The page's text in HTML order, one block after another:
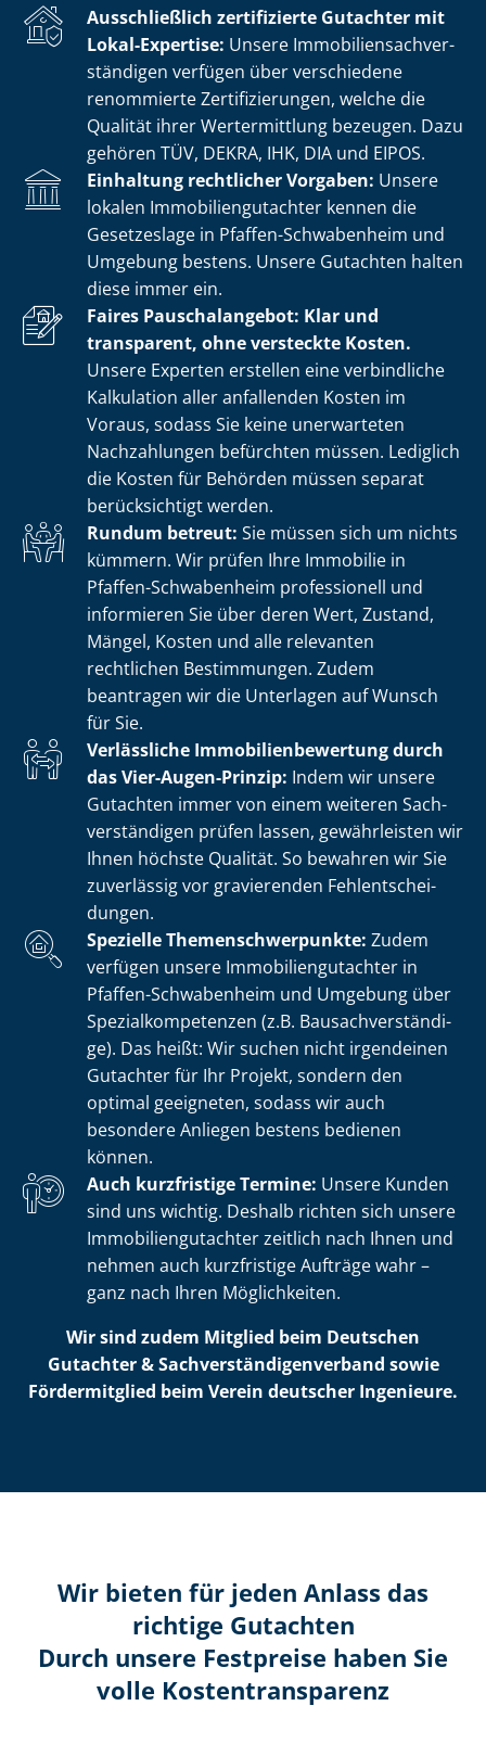
Ausschließlich zertifizierte Gutachter mit
Lokal-Expertise: Unsere Im­mo­bi­li­en­sach­ver­
stän­di­gen verfügen über verschiedene
renommierte Zer­ti­fi­zie­run­gen, welche die
Qualität ihrer Wertermittlung bezeugen. Dazu
gehören TÜV, DEKRA, IHK, DIA und EIPOS.
Einhaltung rechtlicher Vorgaben: Unsere
lokalen Im­mo­bi­li­en­gut­ach­ter kennen die
Gesetzeslage in Pfaffen-Schwabenheim und
Umgebung bestens. Unsere Gutachten halten
diese immer ein.
Faires Pauschalangebot: Klar und
transparent, ohne versteckte Kosten.
Unsere Experten erstellen eine verbindliche
Kalkulation aller anfallenden Kosten im
Voraus, sodass Sie keine unerwarteten
Nachzahlungen befürchten müssen. Lediglich
die Kosten für Behörden müssen separat
berücksichtigt werden.
Rundum betreut: Sie müssen sich um nichts
kümmern. Wir prüfen Ihre Immobilie in
Pfaffen-Schwabenheim professionell und
informieren Sie über deren Wert, Zustand,
Mängel, Kosten und alle relevanten
rechtlichen Bestimmungen. Zudem
beantragen wir die Unterlagen auf Wunsch
für Sie.
Verlässliche Im­mo­bi­li­en­be­wer­tung durch
das Vier-Augen-Prinzip: Indem wir unsere
Gutachten immer von einem weiteren Sach­
ver­stän­di­gen prüfen lassen, gewährleisten wir
Ihnen höchste Qualität. So bewahren wir Sie
zuverlässig vor gravierenden Fehl­ent­schei­
dun­gen.
Spezielle The­men­schwer­punk­te: Zudem
verfügen unsere Im­mo­bi­li­en­gut­ach­ter in
Pfaffen-Schwabenheim und Umgebung über
Spe­zi­al­kom­pe­ten­zen (z.B. Bau­sach­ver­stän­di­
ge). Das heißt: Wir suchen nicht irgendeinen
Gutachter für Ihr Projekt, sondern den
optimal geeigneten, sodass wir auch
besondere Anliegen bestens bedienen
können.
Auch kurzfristige Termine: Unsere Kunden
sind uns wichtig. Deshalb richten sich unsere
Im­mo­bi­li­en­gut­ach­ter zeitlich nach Ihnen und
nehmen auch kurzfristige Aufträge wahr –
ganz nach Ihren Möglichkeiten.
Wir sind zudem Mitglied beim Deutschen
Gutachter & Sach­ver­stän­di­gen­ver­band sowie
Fördermitglied beim Verein deutscher Ingenieure.
Wir bieten für jeden Anlass das
richtige Gutachten
Durch unsere Festpreise haben Sie
volle Kosten­transparenz